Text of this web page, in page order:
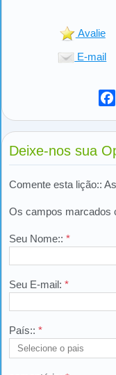
Avalie
E-mail
Deixe-nos sua
Comente esta lição::
Os campos marcados
Seu Nome:: *
Seu E-mail: *
País:: *